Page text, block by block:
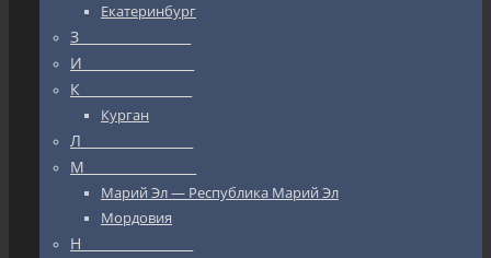
Екатеринбург
З_________________
И_________________
К_________________
Курган
Л_________________
М_________________
Марий Эл — Республика Марий Эл
Мордовия
Н_________________